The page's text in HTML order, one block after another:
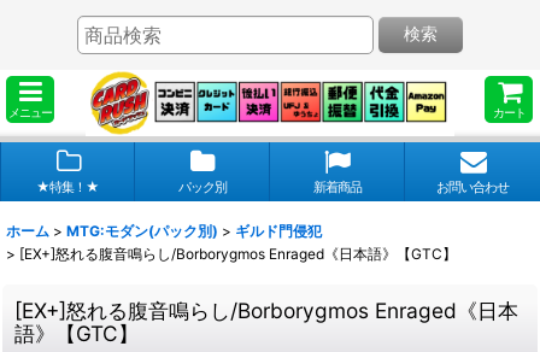
メニュー カート
検索
★特集！★ パック別 新着商品 お問い合わせ
ホーム > MTG:モダン(パック別) > ギルド門侵犯
> [EX+]怒れる腹音鳴らし/Borborygmos Enraged《日本語》【GTC】
[EX+]怒れる腹音鳴らし/Borborygmos Enraged《日本
語》【GTC】